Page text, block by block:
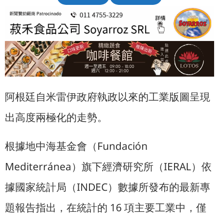
阿根廷自米雷伊政府執政以來的工業版圖呈現
出高度兩極化的走勢。
根據地中海基金會（Fundación
Mediterránea）旗下經濟研究所（IERAL）依
據國家統計局（INDEC）數據所發布的最新專
題報告指出，在統計的 16 項主要工業中，僅